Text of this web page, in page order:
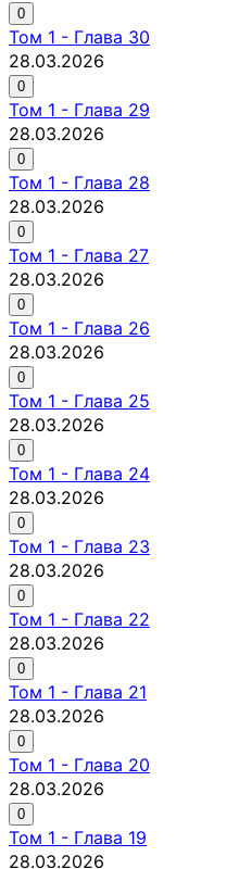
0
Том 1 - Глава 30
28.03.2026
0
Том 1 - Глава 29
28.03.2026
0
Том 1 - Глава 28
28.03.2026
0
Том 1 - Глава 27
28.03.2026
0
Том 1 - Глава 26
28.03.2026
0
Том 1 - Глава 25
28.03.2026
0
Том 1 - Глава 24
28.03.2026
0
Том 1 - Глава 23
28.03.2026
0
Том 1 - Глава 22
28.03.2026
0
Том 1 - Глава 21
28.03.2026
0
Том 1 - Глава 20
28.03.2026
0
Том 1 - Глава 19
28.03.2026